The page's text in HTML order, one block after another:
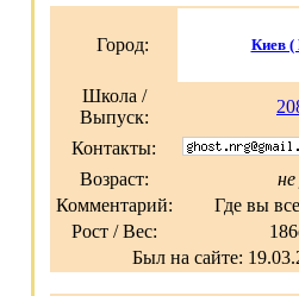
Город: Киев (
Школа /
Выпуск:
Контакты:
Возраст:
не
Комментарий:
Где вы
Рост / Вес:
Был на сайте: